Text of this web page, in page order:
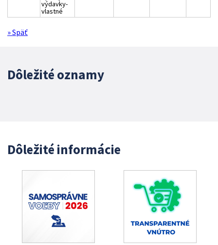
výdavky-
vlastné
» Späť
Dôležité oznamy
Dôležité informácie